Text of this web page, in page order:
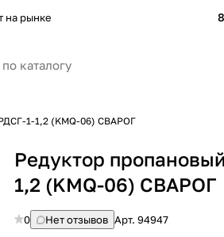
на рынке
1-1,2 (KMQ-06) СВАРОГ
Редуктор
1,2 (KMQ-06) СВАРОГ
0 Нет отзывов Арт.94947